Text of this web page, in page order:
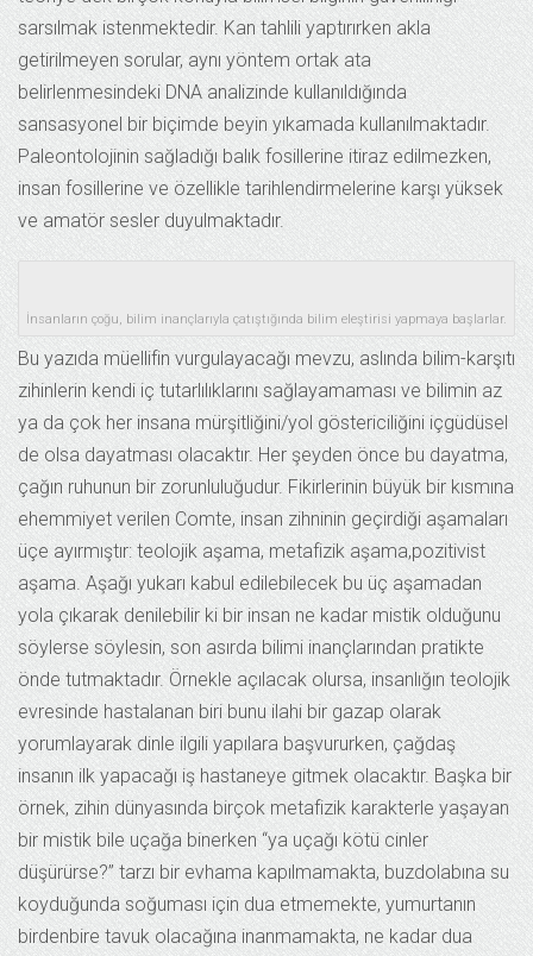
sarsılmak istenmektedir. Kan tahlili yaptırırken akla
getirilmeyen sorular, aynı yöntem ortak ata
belirlenmesindeki DNA analizinde kullanıldığında
sansasyonel bir biçimde beyin yıkamada kullanılmaktadır.
Paleontolojinin sağladığı balık fosillerine itiraz edilmezken,
insan fosillerine ve özellikle tarihlendirmelerine karşı yüksek
ve amatör sesler duyulmaktadır.
İnsanların çoğu, bilim inançlarıyla çatıştığında bilim eleştirisi yapmaya başlarlar.
Bu yazıda müellifin vurgulayacağı mevzu, aslında bilim-karşıtı
zihinlerin kendi iç tutarlılıklarını sağlayamaması ve bilimin az
ya da çok her insana mürşitliğini/yol göstericiliğini içgüdüsel
de olsa dayatması olacaktır. Her şeyden önce bu dayatma,
çağın ruhunun bir zorunluluğudur. Fikirlerinin büyük bir kısmına
ehemmiyet verilen Comte, insan zihninin geçirdiği aşamaları
üçe ayırmıştır: teolojik aşama, metafizik aşama,pozitivist
aşama. Aşağı yukarı kabul edilebilecek bu üç aşamadan
yola çıkarak denilebilir ki bir insan ne kadar mistik olduğunu
söylerse söylesin, son asırda bilimi inançlarından pratikte
önde tutmaktadır. Örnekle açılacak olursa, insanlığın teolojik
evresinde hastalanan biri bunu ilahi bir gazap olarak
yorumlayarak dinle ilgili yapılara başvururken, çağdaş
insanın ilk yapacağı iş hastaneye gitmek olacaktır. Başka bir
örnek, zihin dünyasında birçok metafizik karakterle yaşayan
bir mistik bile uçağa binerken “ya uçağı kötü cinler
düşürürse?” tarzı bir evhama kapılmamakta, buzdolabına su
koyduğunda soğuması için dua etmemekte, yumurtanın
birdenbire tavuk olacağına inanmamakta, ne kadar dua